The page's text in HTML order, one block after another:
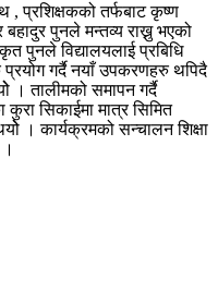
, प्रशिक्षकको तर्फबाट कृष्ण
पुनले मन्तव्य राख्नु भएको
पुनले विद्यालयलाई प्रबिधि
गर्दै नयाँ उपकरणहरु थपिदै
। तालीमको समापन गर्दै
कुरा सिकाईमा मात्र सिमित
। कार्यक्रमको सन्चालन शिक्षा